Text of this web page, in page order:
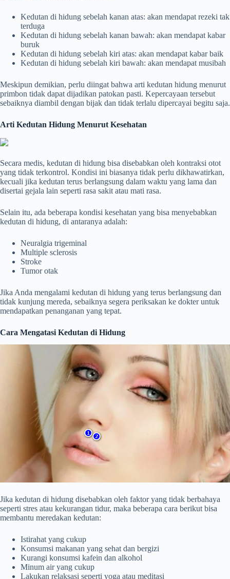
Kedutan di hidung sebelah kanan atas: akan mendapat rezeki tak
terduga
Kedutan di hidung sebelah kanan bawah: akan mendapat kabar
buruk
Kedutan di hidung sebelah kiri atas: akan mendapat kabar baik
Kedutan di hidung sebelah kiri bawah: akan mendapat musibah
Meskipun demikian, perlu diingat bahwa arti kedutan hidung menurut
primbon tidak dapat dijadikan patokan pasti. Kepercayaan tersebut
sebaiknya diambil dengan bijak dan tidak terlalu dipercayai begitu saja.
Arti Kedutan Hidung Menurut Kesehatan
Secara medis, kedutan di hidung bisa disebabkan oleh kontraksi otot
yang tidak terkontrol. Kondisi ini biasanya tidak perlu dikhawatirkan,
kecuali jika kedutan terus berlangsung dalam waktu yang lama dan
disertai gejala lain seperti rasa sakit atau mati rasa.
Selain itu, ada beberapa kondisi kesehatan yang bisa menyebabkan
kedutan di hidung, di antaranya adalah:
Neuralgia trigeminal
Multiple sclerosis
Stroke
Tumor otak
Jika Anda mengalami kedutan di hidung yang terus berlangsung dan
tidak kunjung mereda, sebaiknya segera periksakan ke dokter untuk
mendapatkan penanganan yang tepat.
Cara Mengatasi Kedutan di Hidung
Jika kedutan di hidung disebabkan oleh faktor yang tidak berbahaya
seperti stres atau kekurangan tidur, maka beberapa cara berikut bisa
membantu meredakan kedutan:
Istirahat yang cukup
Konsumsi makanan yang sehat dan bergizi
Kurangi konsumsi kafein dan alkohol
Minum air yang cukup
Lakukan relaksasi seperti yoga atau meditasi